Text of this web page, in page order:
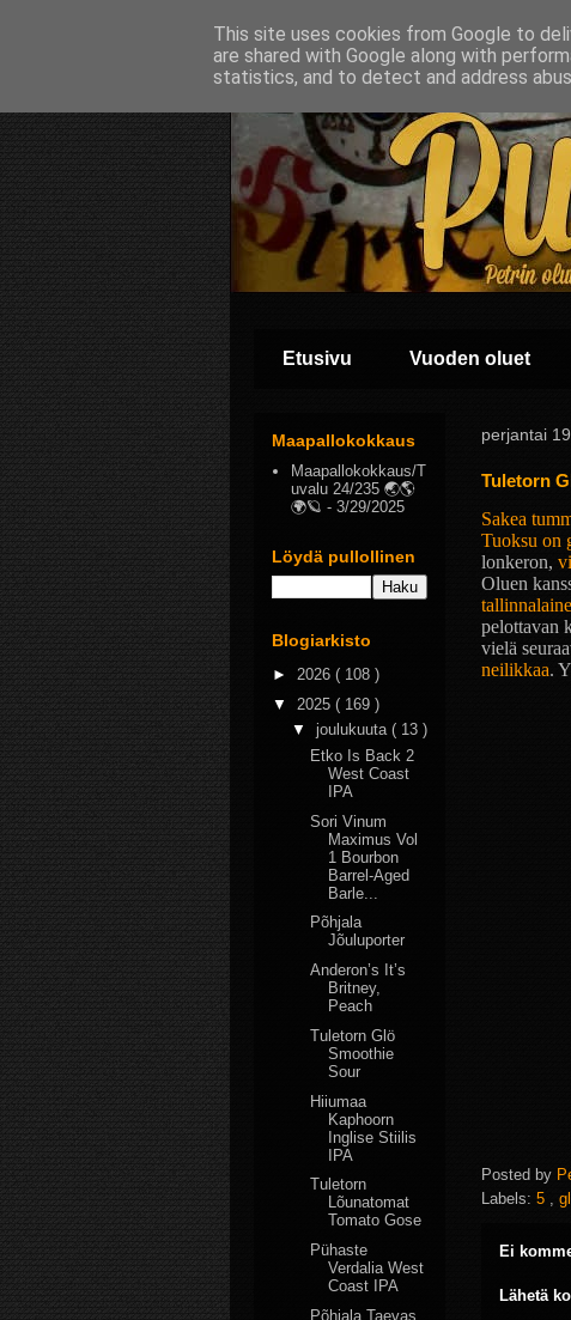
Etusivu Vuoden oluet
perjantai
Tuletorn
Sakea
Tuoksu on
lonkeron,
Oluen
pelottavan
vielä
neilikkaa.
Posted by
Labels: 5
Ei
Lähetä
Maapallokokkaus
Maapallokokkaus/T
uvalu 24/235 🌏🌎
🌍🪐 - 3/29/2025
Löydä pullollinen
Blogiarkisto
► 2026 ( 108 )
▼ 2025 ( 169 )
▼ joulukuuta ( 13 )
Etko Is Back 2
West Coast
IPA
Sori Vinum
Maximus Vol
1 Bourbon
Barrel-Aged
Barle...
Põhjala
Jõuluporter
Anderon’s It’s
Britney,
Peach
Tuletorn Glö
Smoothie
Sour
Hiiumaa
Kaphoorn
Inglise Stiilis
IPA
Tuletorn
Lõunatomat
Tomato Gose
Pühaste
Verdalia West
Coast IPA
Põhjala Taevas
This site uses cookies from Google to
are shared with Google along with
statistics, and to detect and address